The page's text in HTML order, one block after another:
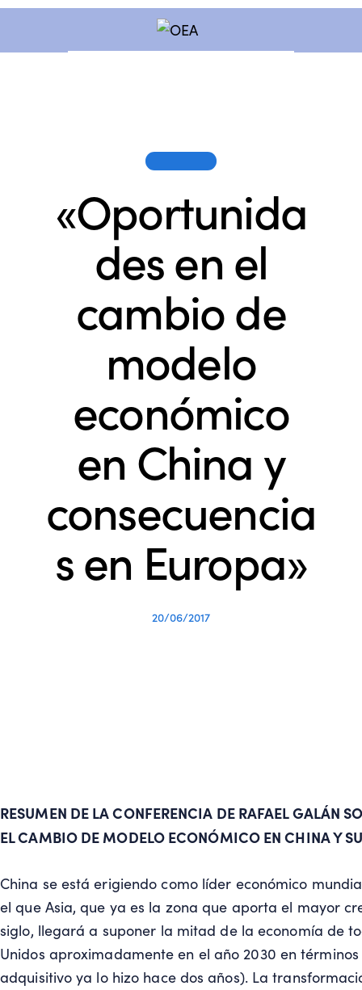
«Oportunida
des en el
cambio de
modelo
económico
en China y
consecuencia
s en Europa»
20/06/2017
RESUMEN DE LA CONFERENCIA DE RAFAEL GALÁN
EL CAMBIO DE MODELO ECONÓMICO EN CHINA Y
China se está erigiendo como líder económico
el que Asia, que ya es la zona que aporta el mayor
siglo, llegará a suponer la mitad de la economía de
Unidos aproximadamente en el año 2030 en
adquisitivo ya lo hizo hace dos años). La